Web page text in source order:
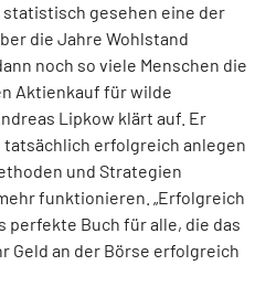
statistisch gesehen eine der
die Jahre Wohlstand
noch so viele Menschen die
Aktienkauf für wilde
Lipkow klärt auf. Er
tatsächlich erfolgreich anlegen
und Strategien
funktionieren. „Erfolgreich
perfekte Buch für alle, die das
Geld an der Börse erfolgreich